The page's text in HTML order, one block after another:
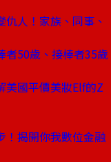
仇人！家族、同事、
者50歲、接棒者35歲
美國平價美妝Elf的Z
！揭開你我數位金融